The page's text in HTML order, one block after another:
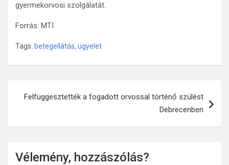
gyermekorvosi szolgálatát.
Forrás: MTI
Tags: betegellátás, ügyelet
navigáció
Felfüggesztették a fogadott orvossal történő szülést
Debrecenben
Vélemény, hozzászólás?